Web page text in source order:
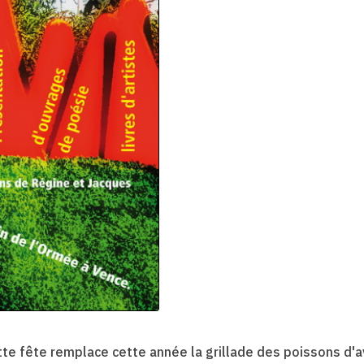
fête remplace cette année la grillade des poissons